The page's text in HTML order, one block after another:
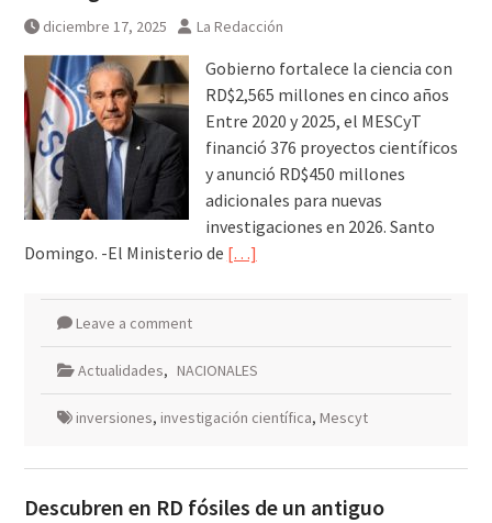
diciembre 17, 2025 La Redacción
Gobierno fortalece la ciencia con
RD$2,565 millones en cinco años
Entre 2020 y 2025, el MESCyT
financió 376 proyectos científicos
y anunció RD$450 millones
adicionales para nuevas
investigaciones en 2026. Santo
Domingo. -El Ministerio de […]
Leave a comment
Actualidades, NACIONALES
inversiones, investigación científica, Mescyt
Descubren en RD fósiles de un antiguo